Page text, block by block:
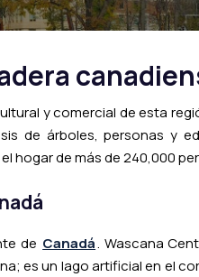
y comercial de esta
de árboles, personas y
hogar de más de 240,000
de Canadá. Wascana
es un lago artificial en el